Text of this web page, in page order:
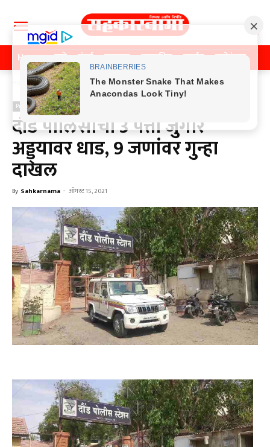
Home पुणे मुंबई महाराष्ट्र राजकीय क्राईम मनोरंजन
Home Previos News
Previos News
दौंड पोलिसांची 3 पत्ती जुगार
अड्ड्यावर धाड, 9 जणांवर गुन्हा
दाखल
By Sahkarnama - ऑगस्ट 15, 2021